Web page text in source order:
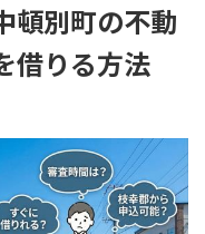
頓別町の不動
借りる方法